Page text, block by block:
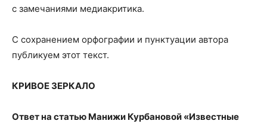
с замечаниями медиакритика.
С сохранением орфографии и пунктуации автора
публикуем этот текст.
КРИВОЕ ЗЕРКАЛО
Ответ на статью Манижи Курбановой «Известные